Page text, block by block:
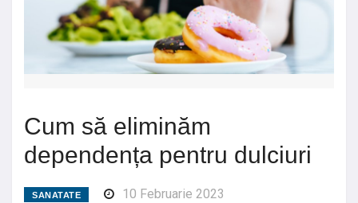
Cum să eliminăm
dependența pentru dulciuri
SANATATE 10 Februarie 2023